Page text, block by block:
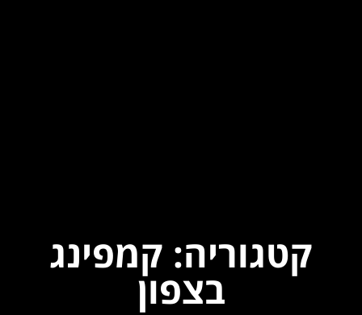
קטגוריה: קמפינג
בצפון